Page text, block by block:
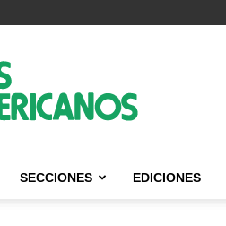
SECCIONES EDICIONES